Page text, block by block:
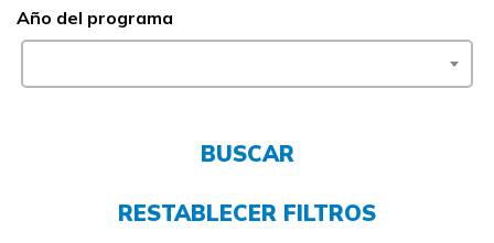
FAQs
Año del programa
BUSCAR
RESTABLECER FILTROS